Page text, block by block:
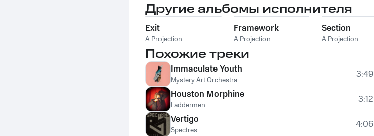
Другие альбомы исполнителя
Exit
A Projection
Framework
A Projection
Section
A Projection
Похожие треки
Immaculate Youth
Mystery Art Orchestra
3:49
Houston Morphine
Laddermen
3:12
Vertigo
Spectres
4:06